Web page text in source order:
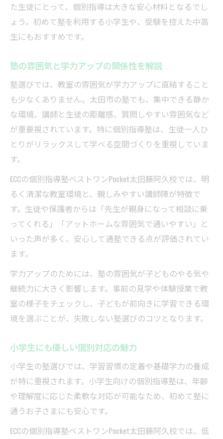
た生徒にとって、個別指導は大きな安心材料となるでし
ょう。初めて塾を利用する小学生や、受験を控えた中高
生にもおすすめです。
塾の雰囲気と学力アップの関係性を解説
塾選びでは、教室の雰囲気が学力アップに直結すること
も少なくありません。太田市の塾でも、集中できる静か
な環境、講師と生徒の距離感、質問しやすい雰囲気など
が重要視されています。特に個別指導塾は、生徒一人ひ
とりがリラックスして学べる空間づくりを重視していま
す。
ECCの個別指導塾ベストワンPocket太田藤阿久校では、明
るく清潔な教室環境と、親しみやすい講師陣が特徴で
す。生徒や保護者からは「先生が親身になって相談に乗
ってくれる」「アットホームな雰囲気で通いやすい」と
いった声が多く、安心して通塾できる点が評価されてい
ます。
学力アップのためには、塾の雰囲気が子どものやる気や
継続力に大きく影響します。事前の見学や体験授業で教
室の様子をチェックし、子どもが前向きに学習できる環
境を選ぶことが、失敗しない塾選びのコツとなります。
小学生にも優しい個別対応の魅力
小学生の塾選びでは、学習習慣の定着や基礎学力の養成
が特に重視されます。小学生向けの個別指導塾は、年齢
や理解度に応じた柔軟な対応が可能なため、初めて塾に
通うお子さまにも安心です。
ECCの個別指導塾ベストワンPocket太田藤阿久校では、低